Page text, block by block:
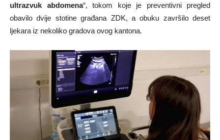
ultrazvuk abdomena“, tokom koje je preventivni pregled
obavilo dvije stotine građana ZDK, a obuku završilo deset
ljekara iz nekoliko gradova ovog kantona.